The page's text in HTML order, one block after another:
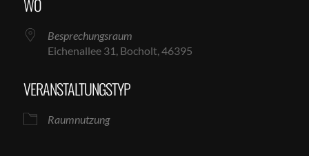
WO
Besprechungsraum
Eichenallee 31, Bocholt, 46395
VERANSTALTUNGSTYP
Raumnutzung